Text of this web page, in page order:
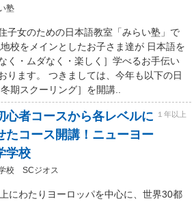
塾
子女のための日本語教室「みらい塾」で
校をメインとしたお子さま達が 日本語を
なく・ムダなく・楽しく］学べるお手伝い
ります。 つきましては、今年も以下の日
期スクーリング］を開講..
心者コースから各レベルに
たコース開講！ニューヨー
学校
１年以上
校 SCジオス
にわたりヨーロッパを中心に、世界30都